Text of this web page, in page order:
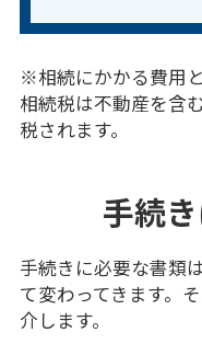
※相続にかかる費用
相続税は不動産を含
税されます。
手続
手続きに必要な書類
て変わってきます。
介します。